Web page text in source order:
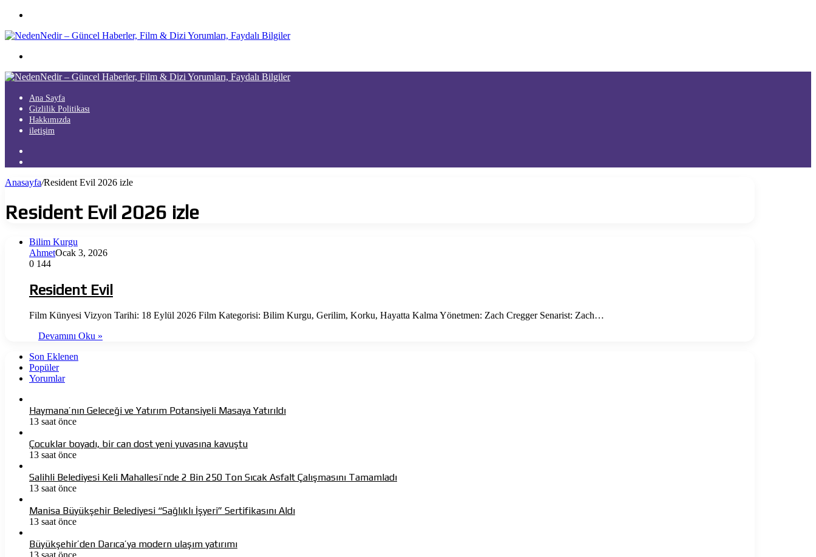
...
Ana Sayfa
Gizlilik Politikası
Hakkımızda
iletişim
...
Anasayfa/Resident Evil 2026 izle
Resident Evil 2026 izle
Bilim Kurgu
AhmetOcak 3, 2026
0 144
Resident Evil
Film Künyesi Vizyon Tarihi: 18 Eylül 2026 Film Kategorisi: Bilim Kurgu, Gerilim, Korku, Hayatta Kalma Yönetmen: Zach Cregger Senarist: Zach…
Devamını Oku »
Son Eklenen
Popüler
Yorumlar
Haymana’nın Geleceği ve Yatırım Potansiyeli Masaya Yatırıldı
13 saat önce
Çocuklar boyadı, bir can dost yeni yuvasına kavuştu
13 saat önce
Salihli Belediyesi Keli Mahallesi’nde 2 Bin 250 Ton Sıcak Asfalt Çalışmasını Tamamladı
13 saat önce
Manisa Büyükşehir Belediyesi “Sağlıklı İşyeri” Sertifikasını Aldı
13 saat önce
Büyükşehir’den Darıca’ya modern ulaşım yatırımı
13 saat önce